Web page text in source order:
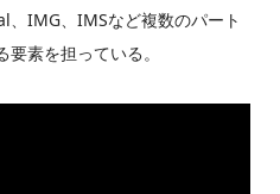
、IMG、IMSなど複数のパート
素を担っている。